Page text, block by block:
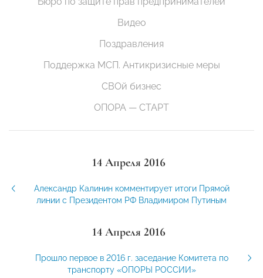
Видео
Поздравления
Поддержка МСП. Антикризисные меры
СВОй бизнес
ОПОРА — СТАРТ
14 Апреля 2016
Александр Калинин комментирует итоги Прямой
линии с Президентом РФ Владимиром Путиным
14 Апреля 2016
Прошло первое в 2016 г. заседание Комитета по
транспорту «ОПОРЫ РОССИИ»